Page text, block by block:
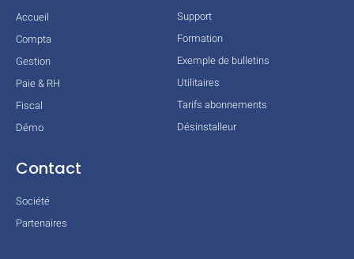
Accueil
Compta
Gestion
Paie & RH
Fiscal
Démo
Support
Formation
Exemple de bulletins
Utilitaires
Tarifs abonnements
Désinstalleur
Contact
Société
Partenaires